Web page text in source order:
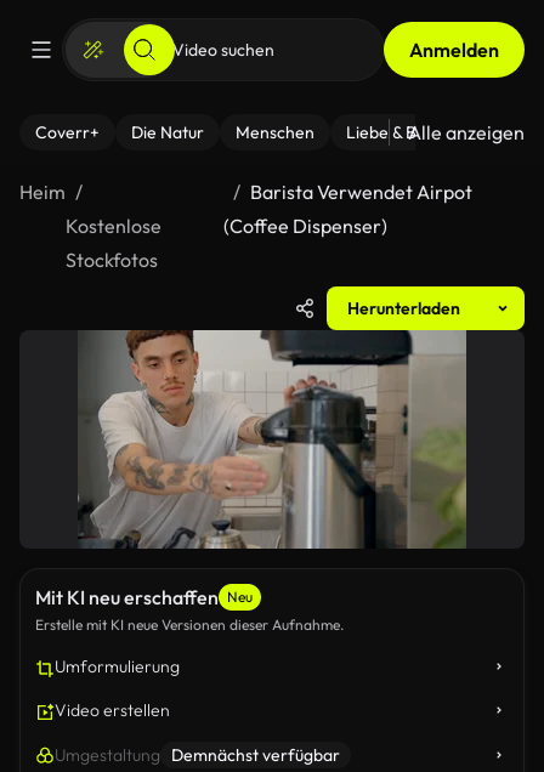
Anmelden
Coverr+ Die Natur Menschen Liebe & Beziehungen
Alle anzeigen
Heim
Kostenlose
Stockfotos
Barista Verwendet Airpot
(Coffee Dispenser)
Herunterladen
Mit KI neu erschaffen Neu
Erstelle mit KI neue Versionen dieser Aufnahme.
Umformulierung
Video erstellen
Umgestaltung Demnächst verfügbar